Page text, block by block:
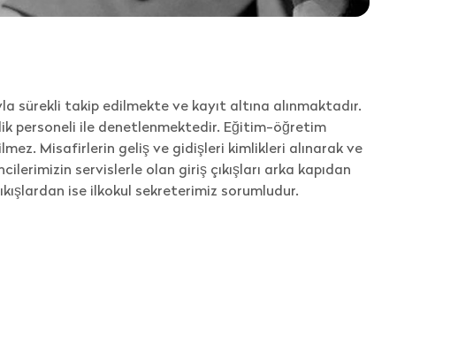
sürekli takip edilmekte ve kayıt altına alınmaktadır.
personeli ile denetlenmektedir. Eğitim-öğretim
Misafirlerin geliş ve gidişleri kimlikleri alınarak ve
servislerle olan giriş çıkışları arka kapıdan
ise ilkokul sekreterimiz sorumludur.